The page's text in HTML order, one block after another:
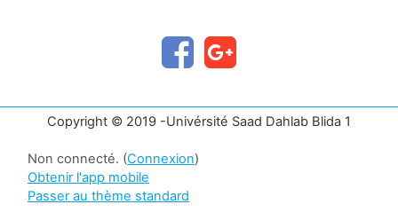
Copyright © 2019 -Univérsité Saad Dahlab Blida 1
Non connecté. (Connexion)
Obtenir l'app mobile
Passer au thème standard